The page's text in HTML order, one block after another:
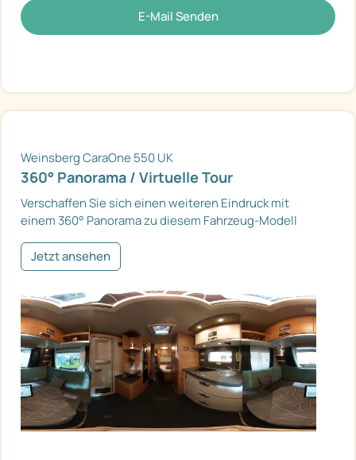
E-Mail Senden
Weinsberg CaraOne 550 UK
360° Panorama / Virtuelle Tour
Verschaffen Sie sich einen weiteren Eindruck mit
einem 360° Panorama zu diesem Fahrzeug-Modell
Jetzt ansehen